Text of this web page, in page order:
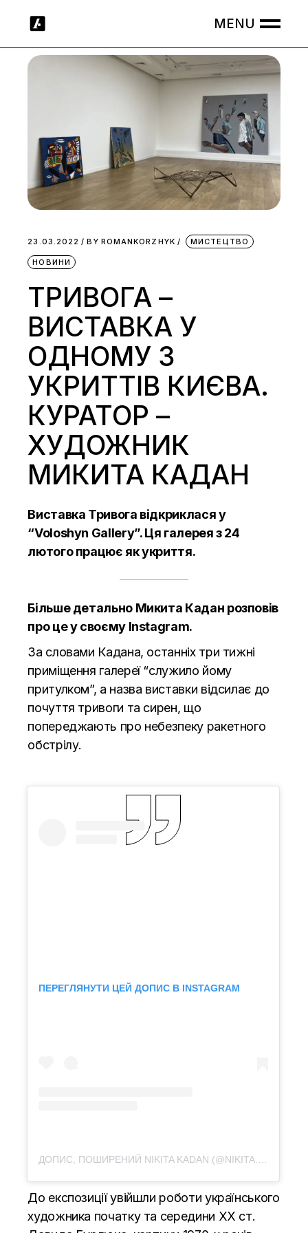
23.03.2022 BY ROMANKORZHYK МИСТЕЦТВО
НОВИНИ
ТРИВОГА –
ВИСТАВКА У
ОДНОМУ З
УКРИТТІВ КИЄВА.
КУРАТОР –
ХУДОЖНИК
МИКИТА КАДАН
Виставка Тривога відкриклася у
“Voloshyn Gallery”. Ця галерея з 24
лютого працює як укриття.
Більше детально Микита Кадан розповів
про це у своєму Instagram.
За словами Кадана, останніх три тижні
приміщення галереї “служило йому
притулком”, а назва виставки відсилає до
почуття тривоги та сирен, що
попереджають про небезпеку ракетного
обстрілу.
ПЕРЕГЛЯНУТИ ЦЕЙ ДОПИС В INSTAGRAM
До експозиції увійшли роботи українського
художника початку та середини ХХ ст.